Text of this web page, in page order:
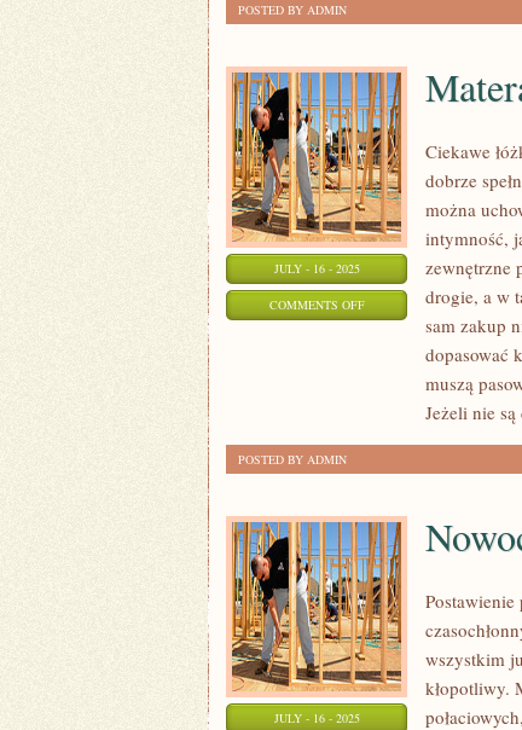
POSTED BY ADMIN
JULY - 16 - 2025
COMMENTS OFFON
MATERACE
Ciekawe
dobrze
można
intymność,
zewnętrzne
drogie, a w
sam zakup
dopasować
muszą
Jeżeli nie
POSTED BY ADMIN
JULY - 16 - 2025
wszystkim
kłopotliwy.